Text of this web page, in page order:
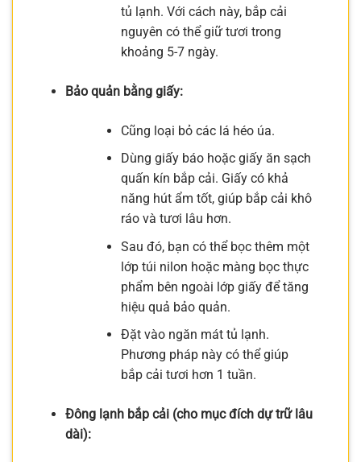
tủ lạnh. Với cách này, bắp cải
nguyên có thể giữ tươi trong
khoảng 5-7 ngày.
Bảo quản bằng giấy:
Cũng loại bỏ các lá héo úa.
Dùng giấy báo hoặc giấy ăn sạch
quấn kín bắp cải. Giấy có khả
năng hút ẩm tốt, giúp bắp cải khô
ráo và tươi lâu hơn.
Sau đó, bạn có thể bọc thêm một
lớp túi nilon hoặc màng bọc thực
phẩm bên ngoài lớp giấy để tăng
hiệu quả bảo quản.
Đặt vào ngăn mát tủ lạnh.
Phương pháp này có thể giúp
bắp cải tươi hơn 1 tuần.
Đông lạnh bắp cải (cho mục đích dự trữ lâu
dài):